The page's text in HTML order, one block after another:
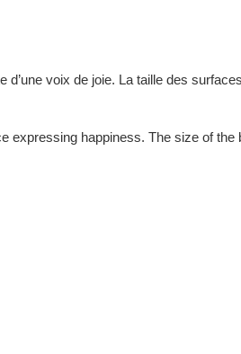
d’une voix de joie. La taille des
expressing happiness. The size of